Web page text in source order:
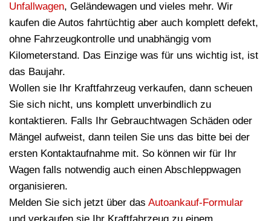
Unfallwagen, Geländewagen und vieles mehr. Wir
kaufen die Autos fahrtüchtig aber auch komplett defekt,
ohne Fahrzeugkontrolle und unabhängig vom
Kilometerstand. Das Einzige was für uns wichtig ist, ist
das Baujahr.
Wollen sie Ihr Kraftfahrzeug verkaufen, dann scheuen
Sie sich nicht, uns komplett unverbindlich zu
kontaktieren. Falls Ihr Gebrauchtwagen Schäden oder
Mängel aufweist, dann teilen Sie uns das bitte bei der
ersten Kontaktaufnahme mit. So können wir für Ihr
Wagen falls notwendig auch einen Abschleppwagen
organisieren.
Melden Sie sich jetzt über das Autoankauf-Formular